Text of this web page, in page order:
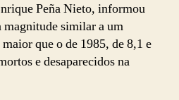
Peña Nieto, informou
magnitude similar a um
que o de 1985, de 8,1 e
e desaparecidos na